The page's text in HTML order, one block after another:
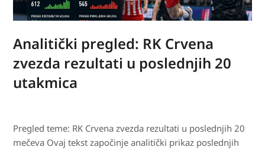
Analitički pregled: RK Crvena
zvezda rezultati u poslednjih 20
utakmica
Pregled teme: RK Crvena zvezda rezultati u poslednjih 20
mečeva Ovaj tekst započinje analitički prikaz poslednjih